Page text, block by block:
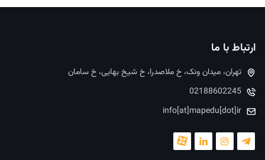
ارتباط با ما
تهران، میدان ونک، خ ملاصدرا، خ شیخ بهایی، خ سامان
02188602245
info[at]mapedu[dot]ir